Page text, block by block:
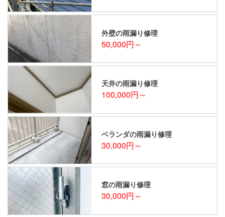
外壁の雨漏り修理
50,000円～
天井の雨漏り修理
100,000円～
ベランダの雨漏り修理
30,000円～
窓の雨漏り修理
30,000円～